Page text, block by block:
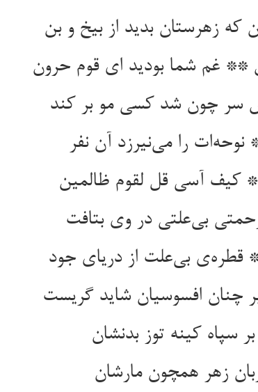
چون شد کسی مو بر کند
را می‌‌نیرزد آن نفر
قطره‌‌ی بی‌‌علت از دریای جود